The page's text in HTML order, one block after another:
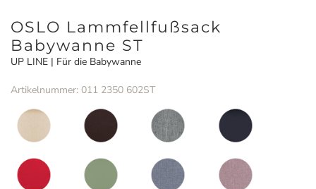
OSLO Lammfellfußsack
Babywanne ST
UP LINE | Für die Babywanne
Artikelnummer: 011 2350 602ST